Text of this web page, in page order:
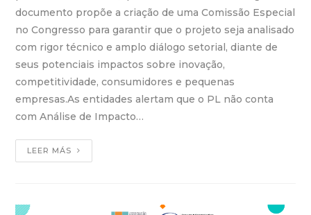
documento propõe a criação de uma Comissão Especial
no Congresso para garantir que o projeto seja analisado
com rigor técnico e amplo diálogo setorial, diante de
seus potenciais impactos sobre inovação,
competitividade, consumidores e pequenas
empresas.As entidades alertam que o PL não conta
com Análise de Impacto…
LEER MÁS